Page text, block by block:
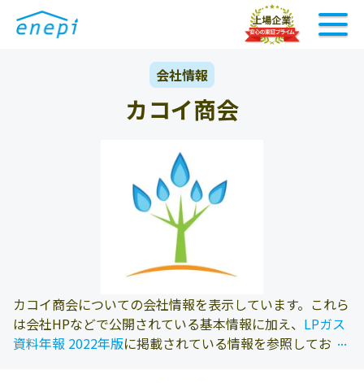
会社情報
カコイ商会
カコイ商会についての会社情報を表示しています。これら
は会社HPなどで公開されている基本情報に加え、 LPガス
資料年報 2022年版に掲載されている情報を参照しており...
...